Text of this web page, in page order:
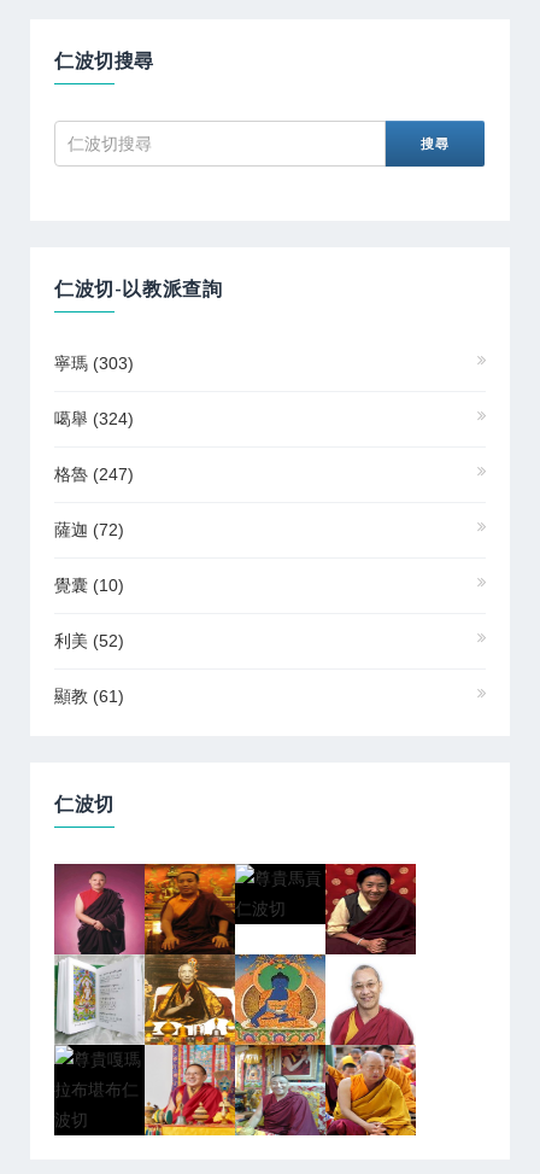
仁波切搜尋
仁波切-以教派查詢
寧瑪 (303)
噶舉 (324)
格魯 (247)
薩迦 (72)
覺囊 (10)
利美 (52)
顯教 (61)
仁波切